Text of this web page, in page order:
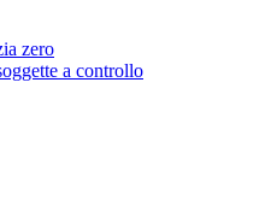
zero
a controllo